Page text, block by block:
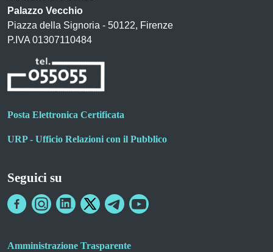
Palazzo Vecchio
Piazza della Signoria - 50122, Firenze
P.IVA 01307110484
Posta Elettronica Certificata
URP - Ufficio Relazioni con il Pubblico
Seguici su
Amministrazione Trasparente